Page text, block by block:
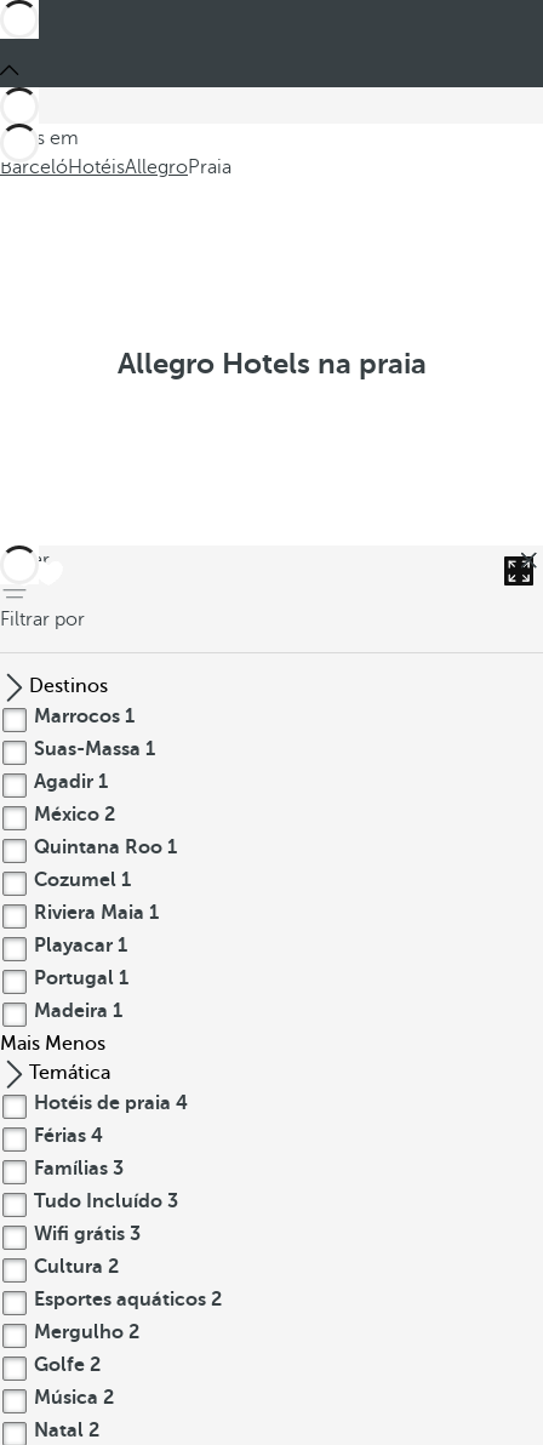
Estes em
BarcelóHotéisAllegroPraia
Allegro Hotels na praia
voltar
Filtrar por
Destinos
Marrocos 1
Suas-Massa 1
Agadir 1
México 2
Quintana Roo 1
Cozumel 1
Riviera Maia 1
Playacar 1
Portugal 1
Madeira 1
Mais Menos
Temática
Hotéis de praia 4
Férias 4
Famílias 3
Tudo Incluído 3
Wifi grátis 3
Cultura 2
Esportes aquáticos 2
Mergulho 2
Golfe 2
Música 2
Natal 2